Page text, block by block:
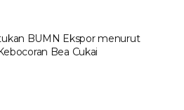
BUMN Ekspor menurut
Bea Cukai